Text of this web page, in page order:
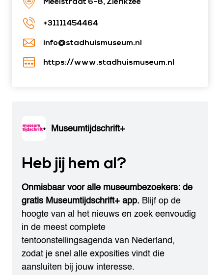
+31111454464
info@stadhuismuseum.nl
https://www.stadhuismuseum.nl
Museumtijdschrift+
Heb jij hem al?
Onmisbaar voor alle museumbezoekers: de
gratis Museumtijdschrift+ app. Blijf op de
hoogte van al het nieuws en zoek eenvoudig
in de meest complete
tentoonstellingsagenda van Nederland,
zodat je snel alle exposities vindt die
aansluiten bij jouw interesse.